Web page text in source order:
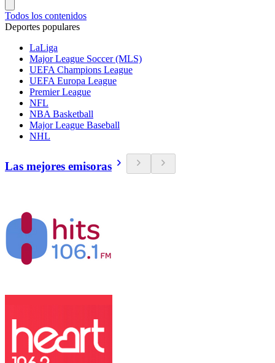
Todos los contenidos
Deportes populares
LaLiga
Major League Soccer (MLS)
UEFA Champions League
UEFA Europa League
Premier League
NFL
NBA Basketball
Major League Baseball
NHL
Las mejores emisoras